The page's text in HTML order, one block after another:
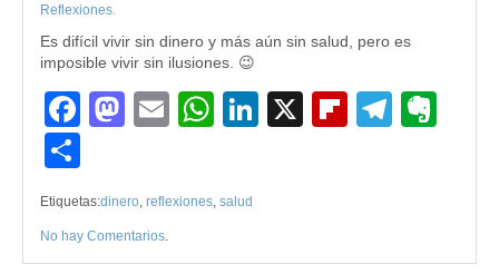
Reflexiones.
Es difícil vivir sin dinero y más aún sin salud, pero es
imposible vivir sin ilusiones. 😉
Facebook
Mastodon
EmailWhatsApp
LinkedIn
X Flipboard
Etiquetas:dinero, reflexiones, salud
No hay Comentarios.